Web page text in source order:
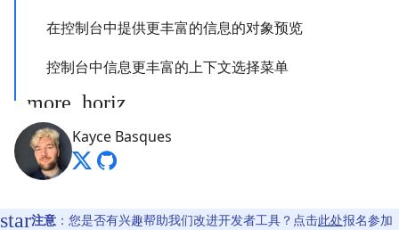
在控制台中提供更丰富的信息的对象预览
控制台中信息更丰富的上下文选择菜单
Kayce Basques
注意 ：您是否有兴趣帮助我们改进开发者工具？点击此处报名参加